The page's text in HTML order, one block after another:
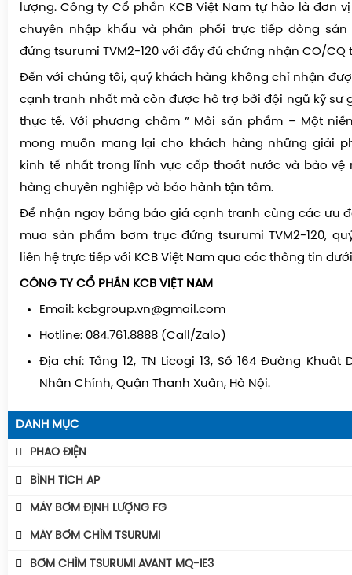
lượng. Công ty Cổ phần KCB Việt Nam tự hào là đơn
chuyên nhập khẩu và phân phối trực tiếp dòng
đứng tsurumi TVM2-120 với đầy đủ chứng nhận CO/CQ
Đến với chúng tôi, quý khách hàng không chỉ nhận
cạnh tranh nhất mà còn được hỗ trợ bởi đội ngũ kỹ sư
thực tế. Với phương châm ” Mỗi sản phẩm – Một
mong muốn mang lại cho khách hàng những giải
kinh tế nhất trong lĩnh vực cấp thoát nước và bảo vệ
hàng chuyên nghiệp và bảo hành tận tâm.
Để nhận ngay bảng báo giá cạnh tranh cùng các ưu
mua sản phẩm bơm trục đứng tsurumi TVM2-120,
liên hệ trực tiếp với KCB Việt Nam qua các thông tin
CÔNG TY CỔ PHẦN KCB VIỆT NAM
Email: kcbgroup.vn@gmail.com
Hotline: 084.761.8888 (Call/Zalo)
Địa chỉ: Tầng 12, TN Licogi 13, Số 164 Đường Khuất
Nhân Chính, Quận Thanh Xuân, Hà Nội.
DANH MỤC
PHAO ĐIỆN
Phao Báo Mức
Phao Điện Tecno- Italy
BÌNH TÍCH ÁP
Bình Tích Áp Aquafill
Bình Tích Áp VAREM
MÁY BƠM ĐỊNH LƯỢNG FG
MÁY BƠM CHÌM TSURUMI
MÁY BƠM TSURUMI UNIVERSE
BƠM CHÌM TSURUMI AVANT MQ-IE3